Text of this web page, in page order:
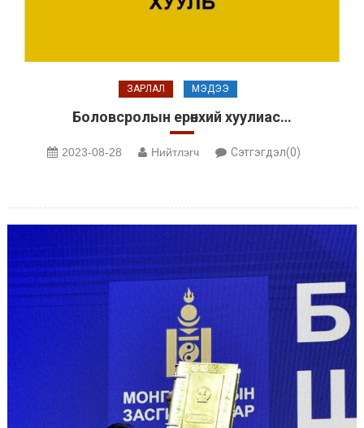
ЗАРЛАЛ МЭДЭЭ
Боловсролын ерөнхий хуулиас…
2023-08-28 Нийтлэгч Сэтгэгдэл(0)